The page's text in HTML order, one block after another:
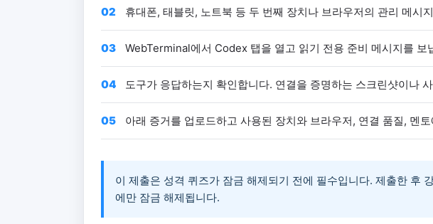
02 휴대폰, 태블릿, 노트북 등 두 번째 장치나 브라우저의 관리 메
03 WebTerminal에서 Codex 탭을 열고 읽기 전용 준비 메시지를
04 도구가 응답하는지 확인합니다. 연결을 증명하는 스크린샷이나
05 아래 증거를 업로드하고 사용된 장치와 브라우저, 연결 품질, 멘
이 제출은 성격 퀴즈가 잠금 해제되기 전에 필수입니다. 제출한 후
에만 잠금 해제됩니다.